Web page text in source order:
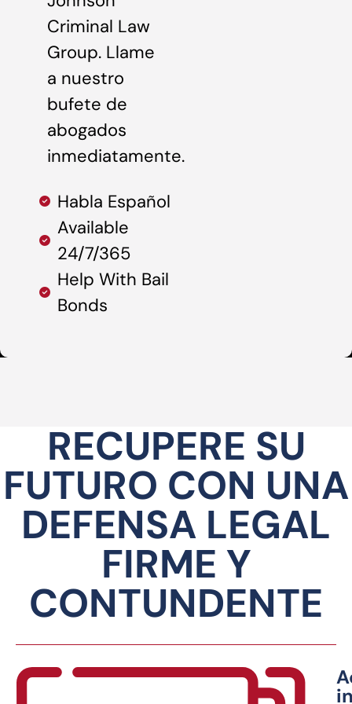
Criminal Law
Group. Llame
a nuestro
bufete de
abogados
inmediatamente.
Habla Español
Available
24/7/365
Help With Bail
Bonds
RECUPERE SU
FUTURO CON UNA
DEFENSA LEGAL
FIRME Y
CONTUNDENTE